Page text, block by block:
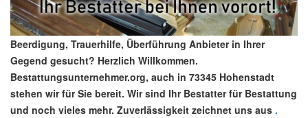
Beerdigung, Trauerhilfe, Überführung Anbieter in Ihrer
Gegend gesucht? Herzlich Willkommen.
Bestattungsunternehmer.org, auch in 73345 Hohenstadt
stehen wir für Sie bereit. Wir sind Ihr Bestatter für Bestattung
und noch vieles mehr. Zuverlässigkeit zeichnet uns aus .